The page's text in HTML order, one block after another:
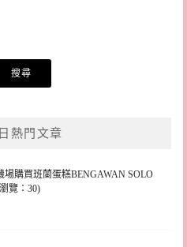
熱門文章
購買班蘭蛋糕BENGAWAN SOLO
覽：30)